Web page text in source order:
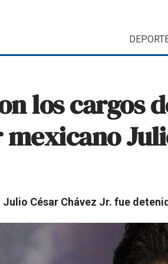
los cargos
César Chávez Jr. fue